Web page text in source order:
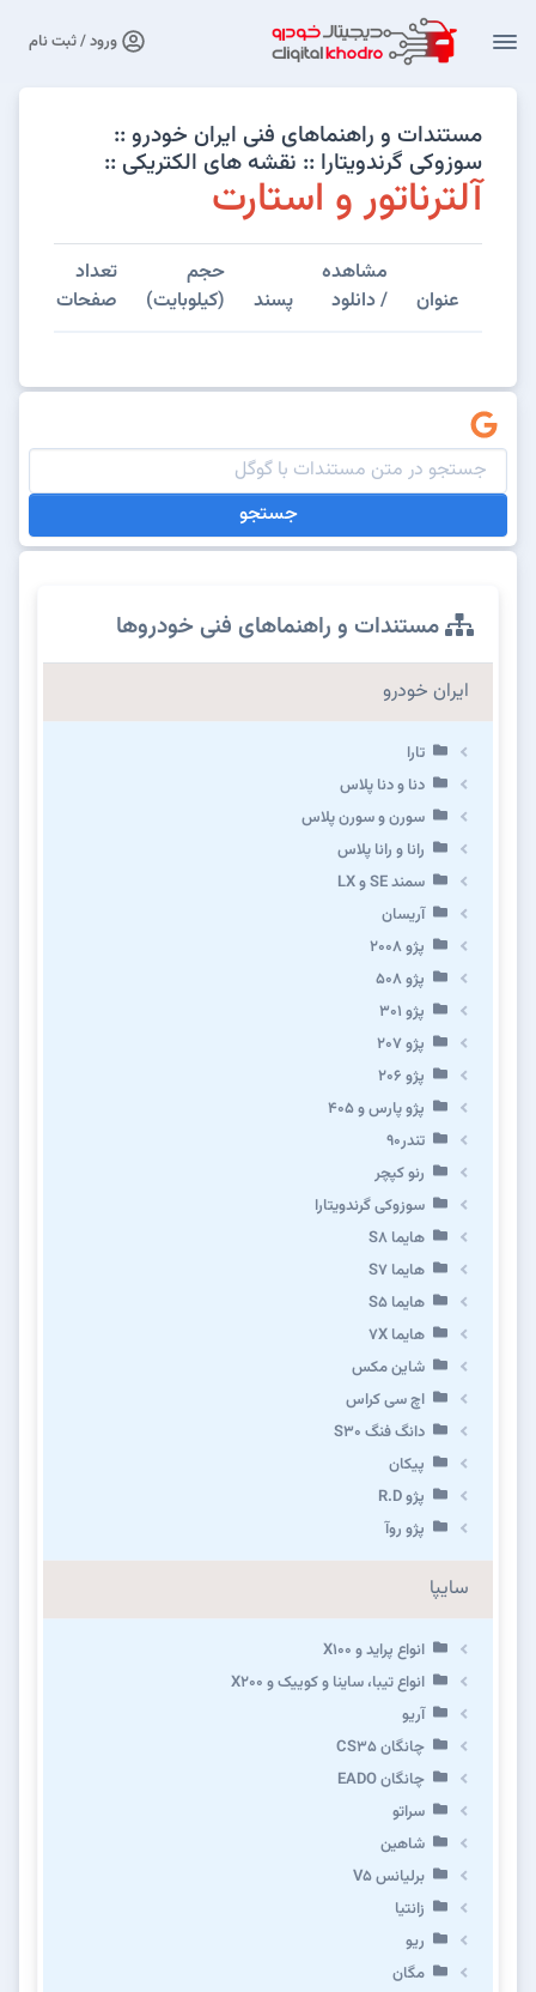
ورود / ثبت نام
مستندات و راهنماهای فنی ایران خودرو ::
سوزوکی گرندویتارا :: نقشه های الکتریکی ::
آلترناتور و استارت
عنوان
مشاهده
/ دانلود
پسند
حجم
(کیلوبایت)
تعداد
صفحات
جستجو
مستندات و راهنماهای فنی خودروها
ایران خودرو
تارا
دنا و دنا پلاس
سورن و سورن پلاس
رانا و رانا پلاس
سمند SE و LX
آریسان
پژو ۲۰۰۸
پژو ۵۰۸
پژو 301
پژو ۲۰۷
پژو ۲۰۶
پژو پارس و ۴۰۵
تندر۹۰
رنو کپچر
سوزوکی گرندویتارا
هایما S8
هایما S7
هایما S5
هایما 7X
شاین مکس
اچ سی کراس
دانگ فنگ S30
پیکان
پژو R.D
پژو روآ
سایپا
انواع پراید و X100
انواع تیبا، ساینا و کوییک و X200
آریو
چانگان CS35
چانگان EADO
سراتو
شاهین
برلیانس V5
زانتیا
ریو
مگان